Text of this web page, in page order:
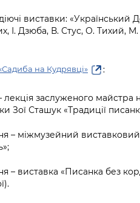
виставки: «Український
І. Дзюба, В. Стус, О. Тихий,
на Кудрявці» :
лекція заслуженого майстра
Зої Сташук «Традиції
– міжмузейний виставковий
– виставка «Писанка без